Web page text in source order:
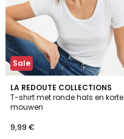
Sale
LA REDOUTE COLLECTIONS
T-shirt met ronde hals en korte
mouwen
9,99 €
4,6
/ 5
2
Kleuren